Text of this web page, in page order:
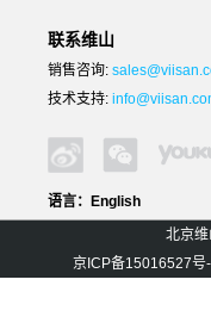
联系维山
销售咨询:
技术支持:
语言：
English
北京
京ICP备15016527号